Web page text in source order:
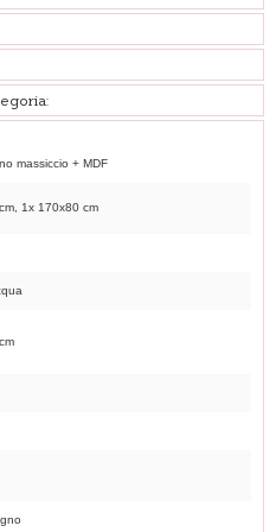
massiccio + MDF
1x 170x80 cm